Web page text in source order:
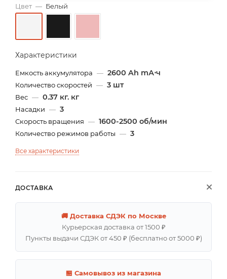
Цвет — Белый
Характеристики
Емкость аккумулятора — 2600 Ah mА⋅ч
Количество скоростей — 3 шт
Вес — 0.37 кг. кг
Насадки — 3
Скорость вращения — 1600-2500 об/мин
Количество режимов работы — 3
Все характеристики
ДОСТАВКА
🚚 Доставка СДЭК по Москве
Курьерская доставка от 1500 ₽
Пункты выдачи СДЭК от 450 ₽ (бесплатно от 5000 ₽)
🏪 Самовывоз из магазина